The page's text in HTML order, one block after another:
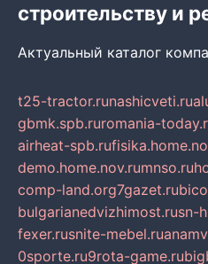
строительству и
Актуальный каталог
t25-tractor.runashicveti.ru
gbmk.spb.ruromania-
airheat-spb.ru
demo.home.nov.rumnso.ru
comp-land.org7gazet.ru
bulgarianedvizhimost.rusn-
fexer.rusnite-mebel.ru
0sporte.ru9rota-game.ru